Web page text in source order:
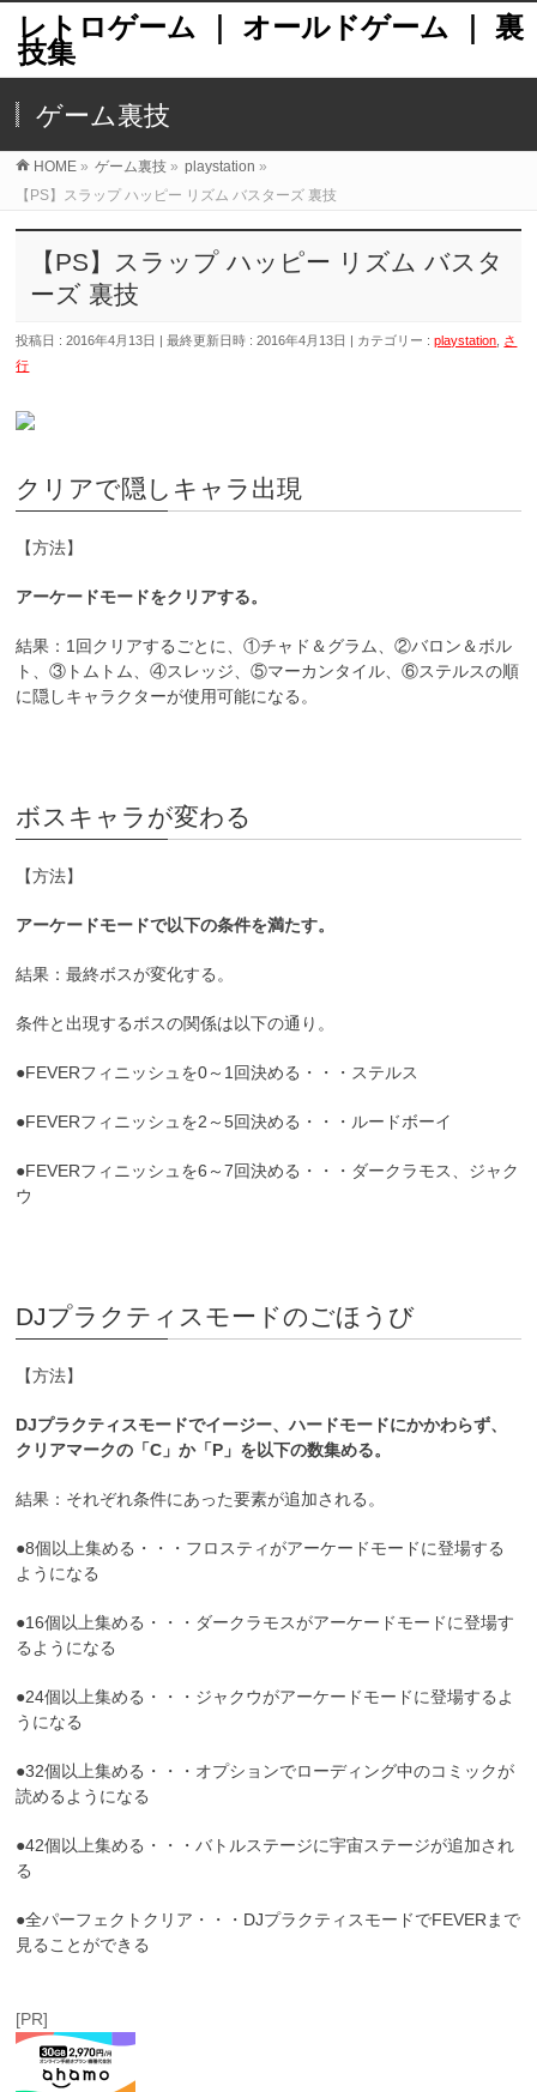
レトロゲーム ｜ オールドゲーム ｜ 裏
技集
ゲーム裏技
HOME » ゲーム裏技 » playstation »
【PS】スラップ ハッピー リズム バスターズ 裏技
【PS】スラップ ハッピー リズム バスタ
ーズ 裏技
投稿日 : 2016年4月13日 最終更新日時 : 2016年4月13日 カテゴリー :playstation さ
行
クリアで隠しキャラ出現
【方法】
アーケードモードをクリアする。
結果：1回クリアするごとに、①チャド＆グラム、②バロン＆ボル
ト、③トムトム、④スレッジ、⑤マーカンタイル、⑥ステルスの順
に隠しキャラクターが使用可能になる。
ボスキャラが変わる
【方法】
アーケードモードで以下の条件を満たす。
結果：最終ボスが変化する。
条件と出現するボスの関係は以下の通り。
●FEVERフィニッシュを0～1回決める・・・ステルス
●FEVERフィニッシュを2～5回決める・・・ルードボーイ
●FEVERフィニッシュを6～7回決める・・・ダークラモス、ジャク
ウ
DJプラクティスモードのごほうび
【方法】
DJプラクティスモードでイージー、ハードモードにかかわらず、
クリアマークの「C」か「P」を以下の数集める。
結果：それぞれ条件にあった要素が追加される。
●8個以上集める・・・フロスティがアーケードモードに登場する
ようになる
●16個以上集める・・・ダークラモスがアーケードモードに登場す
るようになる
●24個以上集める・・・ジャクウがアーケードモードに登場するよ
うになる
●32個以上集める・・・オプションでローディング中のコミックが
読めるようになる
●42個以上集める・・・バトルステージに宇宙ステージが追加され
る
●全パーフェクトクリア・・・DJプラクティスモードでFEVERまで
見ることができる
[PR]